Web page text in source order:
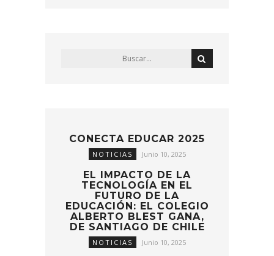
CONECTA EDUCAR 2025
NOTICIAS Junio 10, 2025
EL IMPACTO DE LA
TECNOLOGÍA EN EL
FUTURO DE LA
EDUCACIÓN: EL COLEGIO
ALBERTO BLEST GANA,
DE SANTIAGO DE CHILE
NOTICIAS Junio 10, 2025